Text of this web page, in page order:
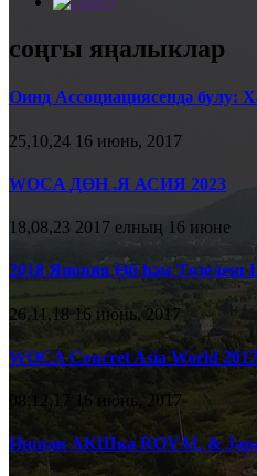
соңгы яңалыклар
Oинд Ассоциациясендә булу:
25,10,24 16 июнь, 2017
WOCA ДӨН .Я АСИЯ 2023
18,08,23 2017 елның 16 июне
2018 Япония Өй һәм Төзелеш
26,11,18 16 июнь, 2017
WOCA Concret Asia World 2017
08,12,17 16 июнь, 2017
Иншан АКШка ROYAL &